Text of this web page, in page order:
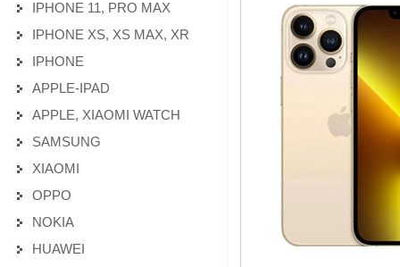
IPHONE 11, PRO MAX
IPHONE XS, XS MAX, XR
IPHONE
APPLE-IPAD
APPLE, XIAOMI WATCH
SAMSUNG
XIAOMI
OPPO
NOKIA
HUAWEI